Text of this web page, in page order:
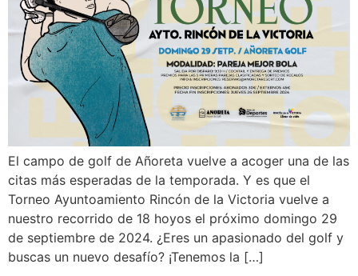
El campo de golf de Añoreta vuelve a acoger una de las
citas más esperadas de la temporada. Y es que el
Torneo Ayuntoamiento Rincón de la Victoria vuelve a
nuestro recorrido de 18 hoyos el próximo domingo 29
de septiembre de 2024. ¿Eres un apasionado del golf y
buscas un nuevo desafío? ¡Tenemos la […]